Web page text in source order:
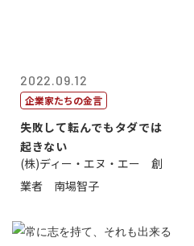
2022.09.12
企業家たちの金言
失敗して転んでもタダでは
起きない
(株)ディー・エヌ・エー 創
業者 南場智子